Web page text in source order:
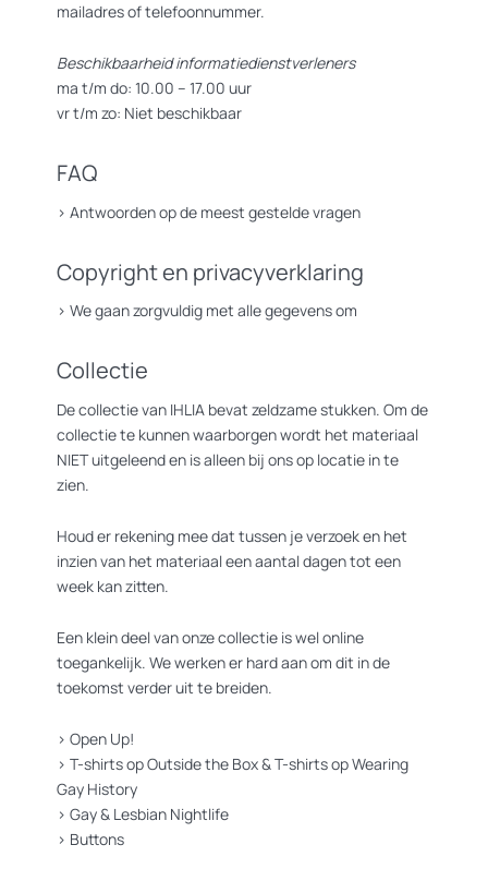
mailadres of telefoonnummer.
Beschikbaarheid informatiedienstverleners
ma t/m do: 10.00 – 17.00 uur
vr t/m zo: Niet beschikbaar
FAQ
> Antwoorden op de meest gestelde vragen
Copyright en privacyverklaring
> We gaan zorgvuldig met alle gegevens om
Collectie
De collectie van IHLIA bevat zeldzame stukken. Om de
collectie te kunnen waarborgen wordt het materiaal
NIET uitgeleend en is alleen bij ons op locatie in te
zien.
Houd er rekening mee dat tussen je verzoek en het
inzien van het materiaal een aantal dagen tot een
week kan zitten.
Een klein deel van onze collectie is wel online
toegankelijk. We werken er hard aan om dit in de
toekomst verder uit te breiden.
> Open Up!
> T-shirts op Outside the Box&T-shirts op Wearing
Gay History
> Gay & Lesbian Nightlife
> Buttons